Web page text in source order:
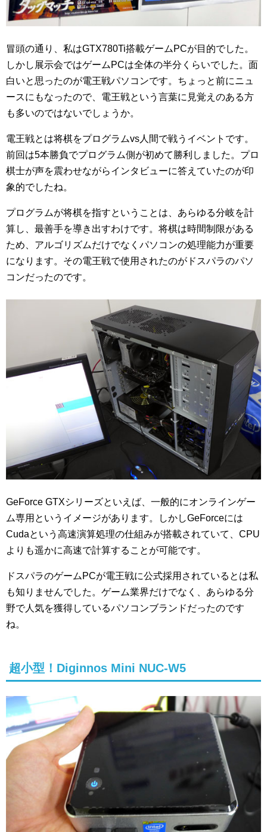
冒頭の通り、私はGTX780Ti搭載ゲームPCが目的でした。
しかし展示会ではゲームPCは全体の半分くらいでした。面
白いと思ったのが電王戦パソコンです。ちょっと前にニュ
ースにもなったので、電王戦という言葉に見覚えのある方
も多いのではないでしょうか。
電王戦とは将棋をプログラムvs人間で戦うイベントです。
前回は5本勝負でプログラム側が初めて勝利しました。プロ
棋士が声を震わせながらインタビューに答えていたのが印
象的でしたね。
プログラムが将棋を指すということは、あらゆる分岐を計
算し、最善手を導き出すわけです。将棋は時間制限がある
ため、アルゴリズムだけでなくパソコンの処理能力が重要
になります。その電王戦で使用されたのがドスパラのパソ
コンだったのです。
GeForce GTXシリーズといえば、一般的にオンラインゲー
ム専用というイメージがあります。しかしGeForceには
Cudaという高速演算処理の仕組みが搭載されていて、CPU
よりも遥かに高速で計算することが可能です。
ドスパラのゲームPCが電王戦に公式採用されているとは私
も知りませんでした。ゲーム業界だけでなく、あらゆる分
野で人気を獲得しているパソコンブランドだったのです
ね。
超小型！Diginnos Mini NUC-W5